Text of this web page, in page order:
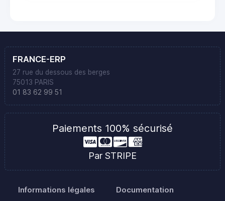
FRANCE-ERP
27 rue du dessous des berges
75013 PARIS
01 83 62 99 51
Paiements 100% sécurisé
Par STRIPE
Informations légales Documentation